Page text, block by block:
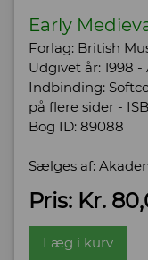
Early
Forlag: British
Udgivet år: 1998 -
Indbinding:
på flere sider -
Bog ID: 89088
Sælges af:
Pris: Kr.
Læg i kurv